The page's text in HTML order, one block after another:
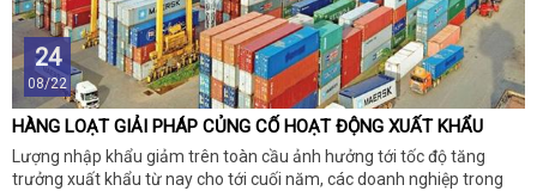
24
08/22
HÀNG LOẠT GIẢI PHÁP CỦNG CỐ HOẠT ĐỘNG XUẤT KHẨU
Lượng nhập khẩu giảm trên toàn cầu ảnh hưởng tới tốc độ tăng
trưởng xuất khẩu từ nay cho tới cuối năm, các doanh nghiệp trong